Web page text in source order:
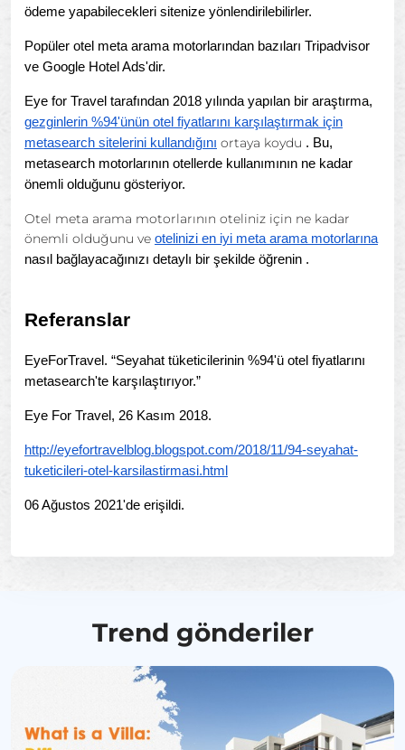
ödeme yapabilecekleri sitenize yönlendirilebilirler.
Popüler otel meta arama motorlarından bazıları Tripadvisor
ve Google Hotel Ads'dir.
Eye for Travel tarafından 2018 yılında yapılan bir araştırma,
gezginlerin %94'ünün otel fiyatlarını karşılaştırmak için
metasearch sitelerini kullandığını ortaya koydu . Bu,
metasearch motorlarının otellerde kullanımının ne kadar
önemli olduğunu gösteriyor.
Otel meta arama motorlarının oteliniz için ne kadar
önemli olduğunu ve otelinizi en iyi meta arama motorlarına
nasıl bağlayacağınızı detaylı bir şekilde öğrenin .
Referanslar
EyeForTravel. “Seyahat tüketicilerinin %94'ü otel fiyatlarını
metasearch'te karşılaştırıyor.”
Eye For Travel, 26 Kasım 2018.
http://eyefortravelblog.blogspot.com/2018/11/94-seyahat-
tuketicileri-otel-karsilastirmasi.html
06 Ağustos 2021'de erişildi.
Trend gönderiler